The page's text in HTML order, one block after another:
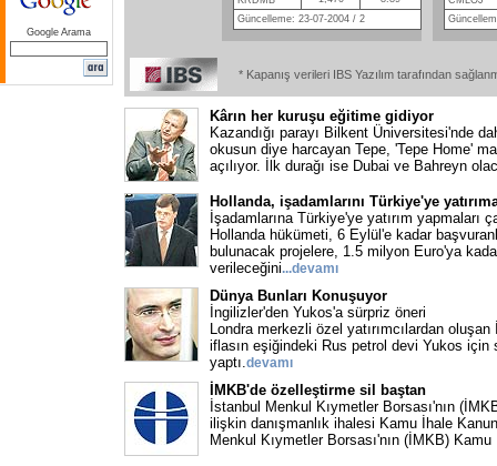
Google Arama
Güncelleme: 23-07-2004 / 2
* Kapanış verileri IBS Yazılım tarafından
Kârın her kuruşu eğitime gidiyor
Kazandığı parayı Bilkent Üniversitesi'nde
okusun diye harcayan Tepe, 'Tepe Home'
açılıyor. İlk durağı ise Dubai ve Bahreyn
Hollanda, işadamlarını Türkiye'ye
İşadamlarına Türkiye'ye yatırım yapmaları
Hollanda hükümeti, 6 Eylül'e kadar
bulunacak projelere, 1.5 milyon Euro'ya
verileceğini...devamı
Dünya Bunları Konuşuyor
İngilizler'den Yukos'a sürpriz öneri
Londra merkezli özel yatırımcılardan
iflasın eşiğindeki Rus petrol devi Yukos için
yaptı.devamı
İMKB'de özelleştirme sil baştan
İstanbul Menkul Kıymetler Borsası'nın
ilişkin danışmanlık ihalesi Kamu İhale
Menkul Kıymetler Borsası'nın (İMKB) Kamu